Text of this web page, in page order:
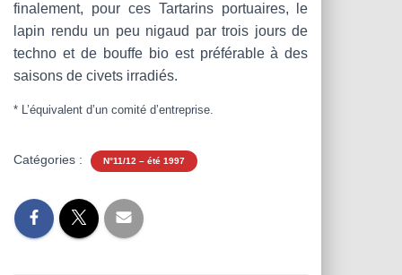
finalement, pour ces Tartarins portuaires, le
lapin rendu un peu nigaud par trois jours de
techno et de bouffe bio est préférable à des
saisons de civets irradiés.
* L’équivalent d’un comité d’entreprise.
Catégories : N°11/12 – été 1997